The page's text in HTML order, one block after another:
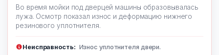
Во время мойки под дверцей машины образовывалась
лужа. Осмотр показал износ и деформацию нижнего
резинового уплотнителя.
Неисправность: Износ уплотнителя двери.